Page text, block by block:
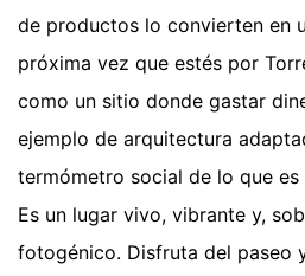
de productos lo convierten en
próxima vez que estés por
como un sitio donde gastar
ejemplo de arquitectura
termómetro social de lo que es
Es un lugar vivo, vibrante y,
fotogénico. Disfruta del paseo